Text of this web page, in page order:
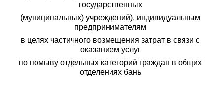
государственных
(муниципальных) учреждений), индивидуальным
предпринимателям
в целях частичного возмещения затрат в связи с
оказанием услуг
по помыву отдельных категорий граждан в общих
отделениях бань